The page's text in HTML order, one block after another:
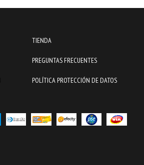
TIENDA
PREGUNTAS FRECUENTES
POLÍTICA PROTECCIÓN DE DATOS